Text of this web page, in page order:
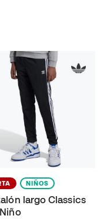
NIÑOS
largo Classics